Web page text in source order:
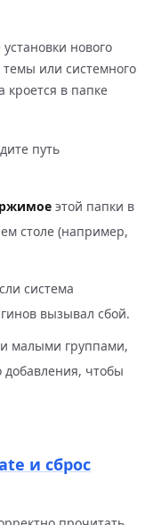
нового
или системного
кроется в папке
путь
этой папки в
столе (например,
система
вызывал сбой.
малыми группами,
добавления, чтобы
и сброс